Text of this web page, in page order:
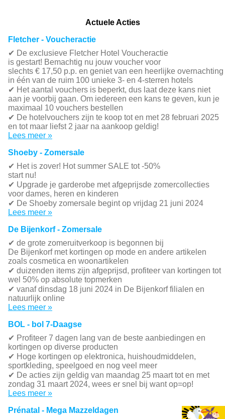
Actuele Acties
Fletcher - Voucheractie
✔ De exclusieve Fletcher Hotel Voucheractie
is gestart! Bemachtig nu jouw voucher voor
slechts € 17,50 p.p. en geniet van een heerlijke overnachting
in één van de ruim 100 unieke 3- en 4-sterren hotels
✔ Het aantal vouchers is beperkt, dus laat deze kans niet
aan je voorbij gaan. Om iedereen een kans te geven, kun je
maximaal 10 vouchers bestellen
✔ De hotelvouchers zijn te koop tot en met 28 februari 2025
en tot maar liefst 2 jaar na aankoop geldig!
Lees meer »
Shoeby - Zomersale
✔ Het is zover! Hot summer SALE tot -50%
start nu!
✔ Upgrade je garderobe met afgeprijsde zomercollecties
voor dames, heren en kinderen
✔ De Shoeby zomersale begint op vrijdag 21 juni 2024
Lees meer »
De Bijenkorf - Zomersale
✔ de grote zomeruitverkoop is begonnen bij
De Bijenkorf met kortingen op mode en andere artikelen
zoals cosmetica en woonartikelen
✔ duizenden items zijn afgeprijsd, profiteer van kortingen tot
wel 50% op absolute topmerken
✔ vanaf dinsdag 18 juni 2024 in De Bijenkorf filialen en
natuurlijk online
Lees meer »
BOL - bol 7-Daagse
✔ Profiteer 7 dagen lang van de beste aanbiedingen en
kortingen op diverse producten
✔ Hoge kortingen op elektronica, huishoudmiddelen,
sportkleding, speelgoed en nog veel meer
✔ De acties zijn geldig van maandag 25 maart tot en met
zondag 31 maart 2024, wees er snel bij want op=op!
Lees meer »
Prénatal - Mega Mazzeldagen